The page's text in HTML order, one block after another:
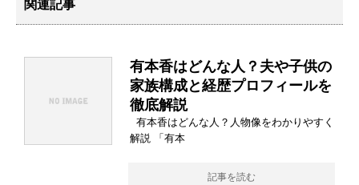
関連記事
有本香はどんな人？夫や子供の
家族構成と経歴プロフィールを
徹底解説
有本香はどんな人？人物像をわかりやすく
解説 「有本
記事を読む